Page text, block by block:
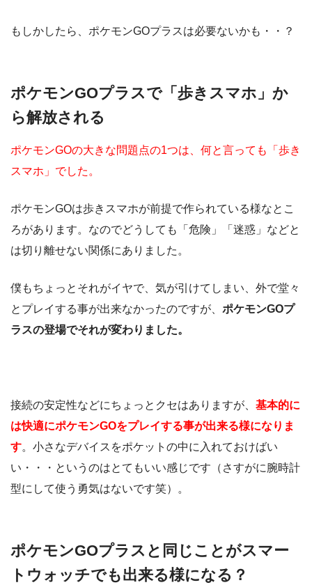
もしかしたら、ポケモンGOプラスは必要ないかも・・？
ポケモンGOプラスで「歩きスマホ」か
ら解放される
ポケモンGOの大きな問題点の1つは、何と言っても「歩き
スマホ」でした。
ポケモンGOは歩きスマホが前提で作られている様なとこ
ろがあります。なのでどうしても「危険」「迷惑」などと
は切り離せない関係にありました。
僕もちょっとそれがイヤで、気が引けてしまい、外で堂々
とプレイする事が出来なかったのですが、 ポケモンGOプ
ラスの登場でそれが変わりました。
接続の安定性などにちょっとクセはありますが、 基本的に
は快適にポケモンGOをプレイする事が出来る様になりま
す。小さなデバイスをポケットの中に入れておけばい
い・・・というのはとてもいい感じです（さすがに腕時計
型にして使う勇気はないです笑）。
ポケモンGOプラスと同じことがスマー
トウォッチでも出来る様になる？